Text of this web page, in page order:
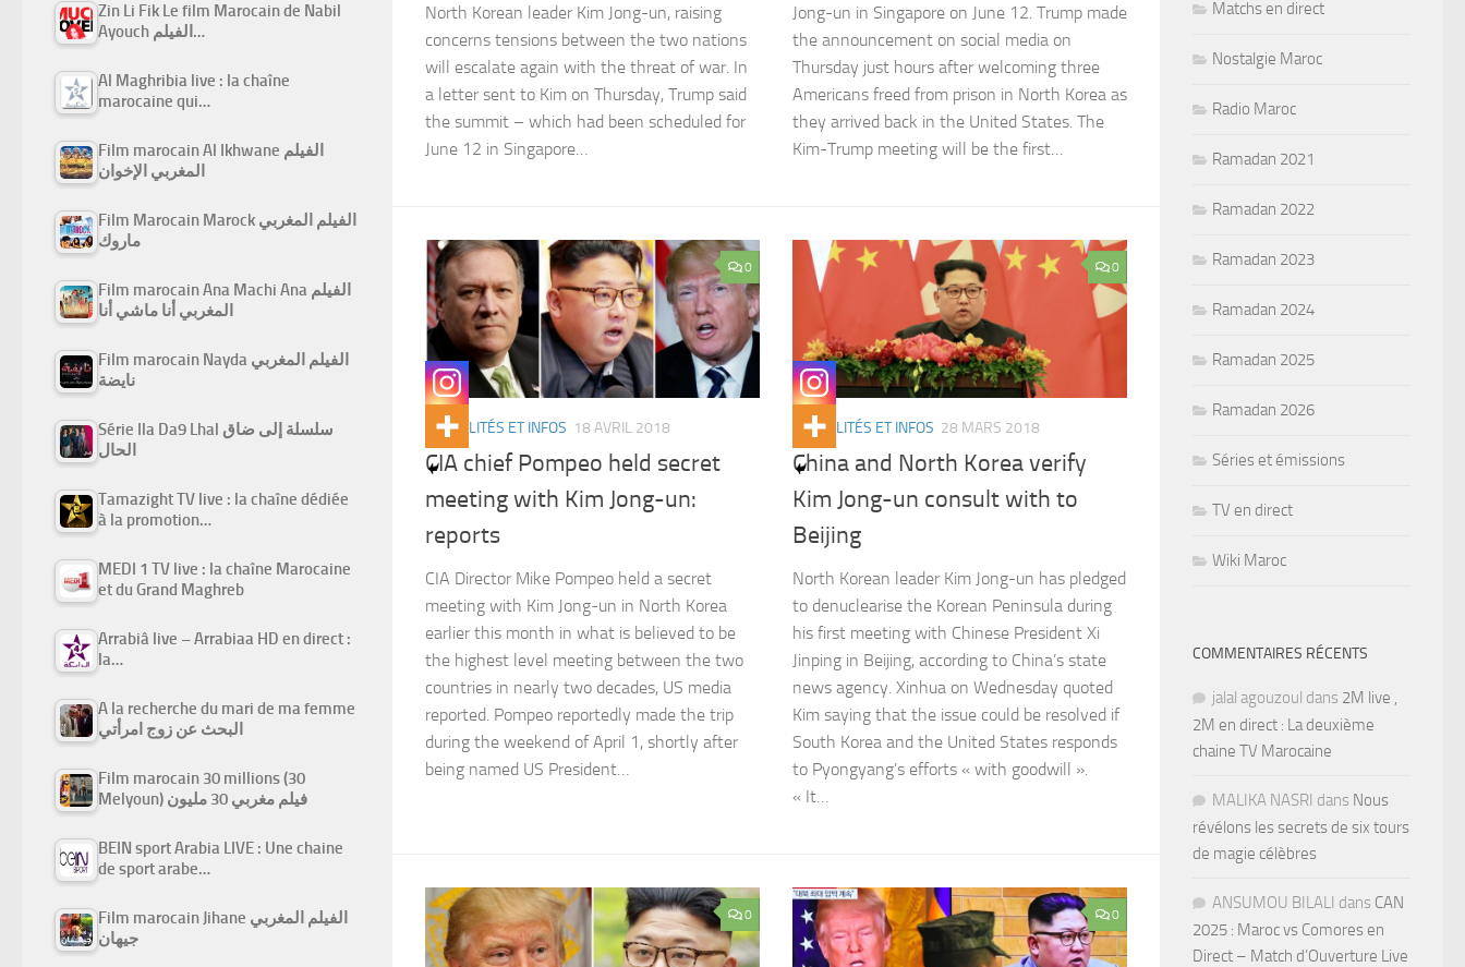
North Korean leader Kim Jong-un, raising
concerns tensions between the two nations
will escalate again with the threat of war. In
a letter sent to Kim on Thursday, Trump said
the summit – which had been scheduled for
June 12 in Singapore…
Jong-un in Singapore on June 12. Trump made
the announcement on social media on
Thursday just hours after welcoming three
Americans freed from prison in North Korea as
they arrived back in the United States. The
Kim-Trump meeting will be the first…
0
ACTUALITÉS ET INFOS 18 AVRIL 2018
CIA chief Pompeo held secret
meeting with Kim Jong-un:
reports
CIA Director Mike Pompeo held a secret
meeting with Kim Jong-un in North Korea
earlier this month in what is believed to be
the highest level meeting between the two
countries in nearly two decades, US media
reported. Pompeo reportedly made the trip
during the weekend of April 1, shortly after
being named US President…
0
ACTUALITÉS ET INFOS 28 MARS 2018
China and North Korea verify
Kim Jong-un consult with to
Beijing
North Korean leader Kim Jong-un has pledged
to denuclearise the Korean Peninsula during
his first meeting with Chinese President Xi
Jinping in Beijing, according to China’s state
news agency. Xinhua on Wednesday quoted
Kim saying that the issue could be resolved if
South Korea and the United States responds
to Pyongyang’s efforts « with goodwill ».
« It…
0 0
Zin Li Fik Le film Marocain de Nabil
Ayouch الفيلم…
Al Maghribia live : la chaîne
marocaine qui…
Film marocain Al Ikhwane الفيلم
المغربي الإخوان
Film Marocain Marock الفيلم المغربي
ماروك
Film marocain Ana Machi Ana الفيلم
المغربي أنا ماشي أنا
Film marocain Nayda الفيلم المغربي
نايضة
Série Ila Da9 Lhal سلسلة إلى ضاق
الحال
Tamazight TV live : la chaîne dédiée
à la promotion…
MEDI 1 TV live : la chaîne Marocaine
et du Grand Maghreb
Arrabiâ live – Arrabiaa HD en direct :
la…
A la recherche du mari de ma femme
البحث عن زوج امرأتي
Film marocain 30 millions (30
Melyoun) فيلم مغربي 30 مليون
BEIN sport Arabia LIVE : Une chaine
de sport arabe…
Film marocain Jihane الفيلم المغربي
جيهان
Matchs en direct
Nostalgie Maroc
Radio Maroc
Ramadan 2021
Ramadan 2022
Ramadan 2023
Ramadan 2024
Ramadan 2025
Ramadan 2026
Séries et émissions
TV en direct
Wiki Maroc
COMMENTAIRES RÉCENTS
jalal agouzoul dans 2M live ,
2M en direct : La deuxième
chaine TV Marocaine
MALIKA NASRI dans Nous
révélons les secrets de six tours
de magie célèbres
ANSUMOU BILALI dans CAN
2025 : Maroc vs Comores en
Direct – Match d’Ouverture Live